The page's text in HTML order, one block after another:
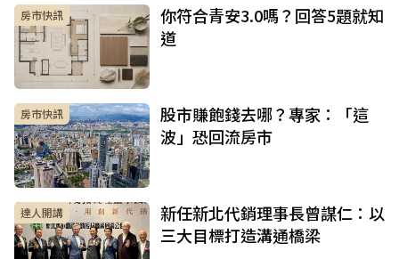
房市快訊
你符合青安3.0嗎？回答5題就知
道
房市快訊
股市賺飽錢去哪？專家：「這
波」恐回流房市
達人開講
新任新北代銷理事長曾謀仁：以
三大目標打造溝通橋梁